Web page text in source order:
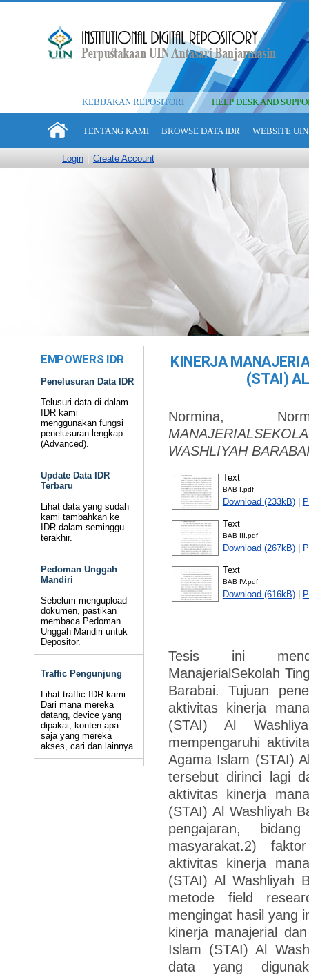
KEBIJAKAN REPOSITORI HELP DESK AND
TENTANG KAMI BROWSE DATA IDR WEBSITE
Login Create Account
EMPOWERS IDR
Penelusuran Data IDR
Telusuri data di dalam
IDR kami
menggunakan fungsi
penelusuran lengkap
(Advanced).
Update Data IDR
Terbaru
Lihat data yang sudah
kami tambahkan ke
IDR dalam seminggu
terakhir.
Pedoman Unggah
Mandiri
Sebelum mengupload
dokumen, pastikan
membaca Pedoman
Unggah Mandiri untuk
Depositor.
Traffic Pengunjung
Lihat traffic IDR kami.
Dari mana mereka
datang, device yang
dipakai, konten apa
saja yang mereka
akses, cari dan lainnya
KINERJA
(STAI)
Normina,
WASHLIYAH
Text
BAB I.pdf
Download (233kB)|
Text
BAB III.pdf
Download (267kB)|
Text
BAB IV.pdf
Download (616kB)|
Tesis ini
ManajerialSekolah
Barabai. Tujuan
aktivitas kinerja
(STAI) Al
mempengaruhi
Agama Islam (STAI)
tersebut dirinci lagi
aktivitas kinerja
(STAI) Al Washliyah
pengajaran,
masyarakat.2)
aktivitas kinerja
(STAI) Al Washliyah
metode field
mengingat hasil yang
kinerja manajerial
Islam (STAI) Al
data yang